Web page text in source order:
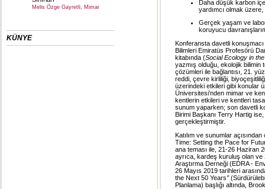
Melis Özge Gayretli, Mimar
KÜNYE
Daha düşük karbon
yardımcı olmak
Gerçek yaşam ve
koruyucu
Konferansta davetli
Bilimleri Emiratüs Profesörü
kitabında (Social Ecology in
yazmış olduğu, ekolojik bilimin
çözümleri ile bağlantısı, 21.
reddi, çevre kirliliği,
üzerindeki etkileri gibi konular
Üniversitesi’nden mimar ve
kentlerin etkileri ve kentleri
sunum yaparken; son davetli
Birimi Başkanı Terry Hartig
gerçekleştirmiştir.
Katılım ve sunumlar
Time: Setting the Pace for
ana teması ile, 21-26 Haziran
ayrıca, kardeş kuruluş olan ve
Araştırma Derneği (EDRA -
26 Mayıs 2019 tarihleri
the Next 50 Years”
Planlama) başlığı altında,